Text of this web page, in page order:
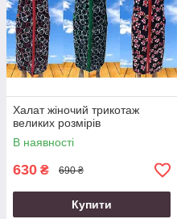
Халат жіночий трикотаж
великих розмірів
В наявності
630 ₴ 690 ₴
Купити